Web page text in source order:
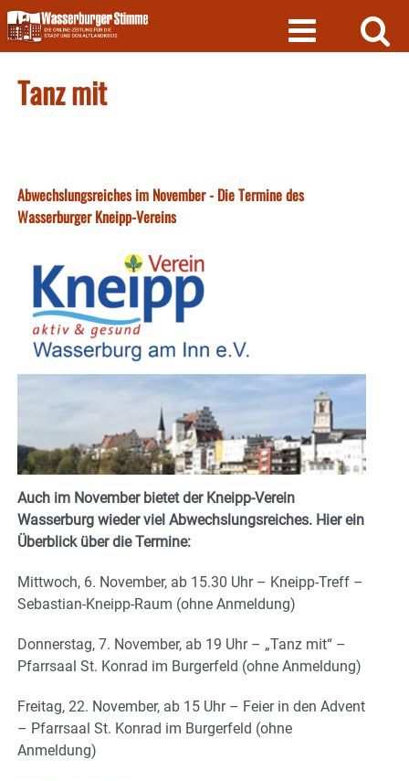
Skip
to
content
Tanz mit
Abwechslungsreiches im November - Die Termine des
Wasserburger Kneipp-Vereins
Auch im November bietet der Kneipp-Verein
Wasserburg wieder viel Abwechslungsreiches. Hier ein
Überblick über die Termine:
Mittwoch, 6. November, ab 15.30 Uhr – Kneipp-Treff –
Sebastian-Kneipp-Raum (ohne Anmeldung)
Donnerstag, 7. November, ab 19 Uhr – „Tanz mit“ –
Pfarrsaal St. Konrad im Burgerfeld (ohne Anmeldung)
Freitag, 22. November, ab 15 Uhr – Feier in den Advent
– Pfarrsaal St. Konrad im Burgerfeld (ohne
Anmeldung)